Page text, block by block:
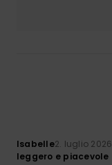
Isabelle2. luglio 2026
leggero e piacevole